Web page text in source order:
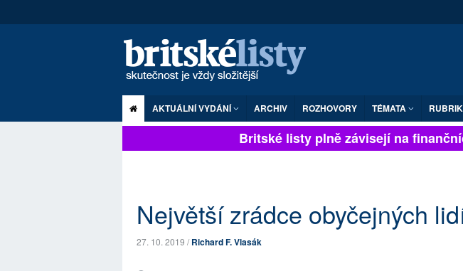
AKTUÁLNÍ VYDÁNÍ ARCHIV ROZHOVORY TÉMATA
Britské listy plně závisejí na
Největší zrádce obyčejných
27. 10. 2019 /Richard F. Vlasák